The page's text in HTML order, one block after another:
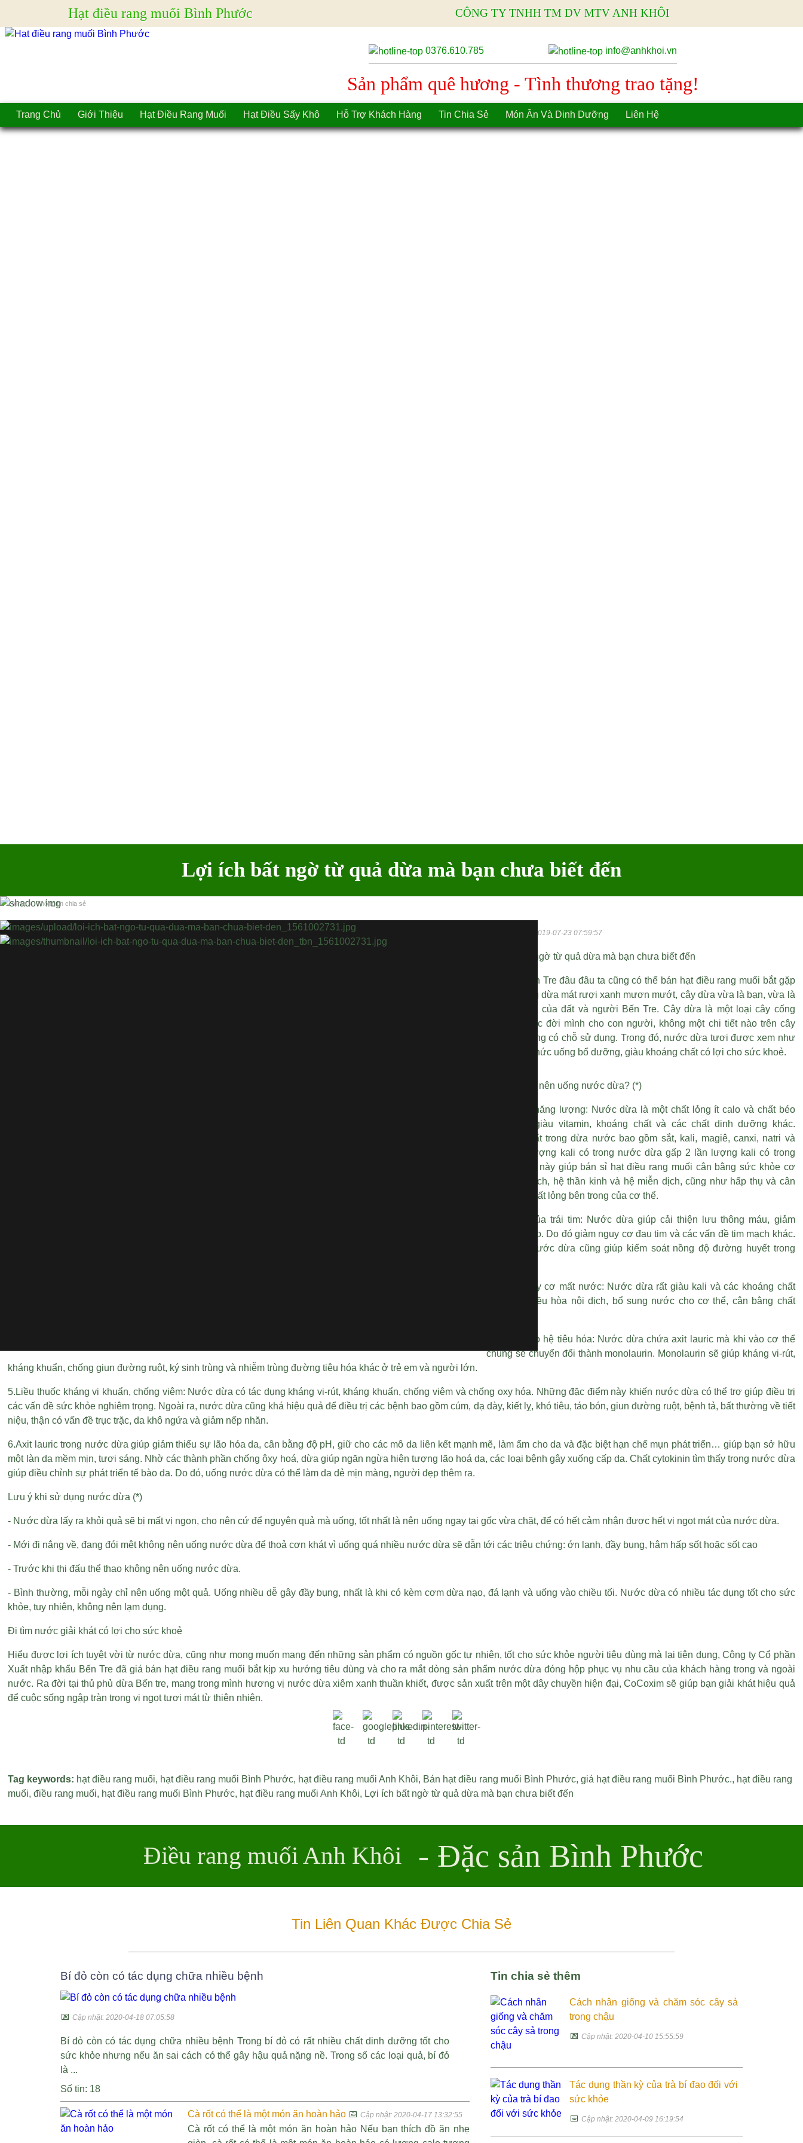
Hạt điều rang muối Bình Phước CÔNG TY TNHH TM DV MTV ANH KHÔI
0376.610.785 info@anhkhoi.vn
Sản phẩm quê hương - Tình thương trao tặng!
Trang Chủ Giới Thiệu Hạt Điều Rang Muối Hạt Điều Sấy Khô Hỗ Trợ Khách Hàng Tin Chia Sẻ Món Ăn Và Dinh Dưỡng Liên Hệ
Lợi ích bất ngờ từ quả dừa mà bạn chưa biết đến
Home › Thông tin chia sẻ
2019-07-23 07:59:57
Lợi ích bất ngờ từ quả dừa mà bạn chưa biết đến
Đi khắp Bến Tre đâu đâu ta cũng có thể bán hạt điều rang muối bắt gặp
những hàng dừa mát rượi xanh mươn mướt, cây dừa vừa là bạn, vừa là
nguồn sống của đất và người Bến Tre. Cây dừa là một loại cây cống
hiến cả cuộc đời mình cho con người, không một chi tiết nào trên cây
dừa lại không có chỗ sử dụng. Trong đó, nước dừa tươi được xem như
là một loại thức uống bổ dưỡng, giàu khoáng chất có lợi cho sức khoẻ.
Tại sao bạn nên uống nước dừa? (*)
1.Bổ sung năng lượng: Nước dừa là một chất lỏng ít calo và chất béo
nhưng lại giàu vitamin, khoáng chất và các chất dinh dưỡng khác.
Khoáng chất trong dừa nước bao gồm sắt, kali, magiê, canxi, natri và
photpho. Lượng kali có trong nước dừa gấp 2 lần lượng kali có trong
chuối. Điều này giúp bán sỉ hạt điều rang muối cân bằng sức khỏe cơ
bắp, tim mạch, hệ thần kinh và hệ miễn dịch, cũng như hấp thụ và cân
bằng các chất lỏng bên trong của cơ thể.
2.Bạn tốt của trái tim: Nước dừa giúp cải thiện lưu thông máu, giảm
huyết áp cao. Do đó giảm nguy cơ đau tim và các vấn đề tim mạch khác.
Ngoài ra, nước dừa cũng giúp kiểm soát nồng độ đường huyết trong
3.Giảm nguy cơ mất nước: Nước dừa rất giàu kali và các khoáng chất
nên giúp điều hòa nội dịch, bổ sung nước cho cơ thể, cân bằng chất
4.Có lợi cho hệ tiêu hóa: Nước dừa chứa axit lauric mà khi vào cơ thể
chúng sẽ chuyển đổi thành monolaurin. Monolaurin sẽ giúp kháng vi-rút,
kháng khuẩn, chống giun đường ruột, ký sinh trùng và nhiễm trùng đường tiêu hóa khác ở trẻ em và người lớn.
5.Liều thuốc kháng vi khuẩn, chống viêm: Nước dừa có tác dụng kháng vi-rút, kháng khuẩn, chống viêm và chống oxy hóa. Những đặc điểm này khiến nước dừa có thể trợ giúp điều trị
các vấn đề sức khỏe nghiêm trọng. Ngoài ra, nước dừa cũng khá hiệu quả để điều trị các bệnh bao gồm cúm, dạ dày, kiết lỵ, khó tiêu, táo bón, giun đường ruột, bệnh tả, bất thường về tiết
niệu, thận có vấn đề trục trặc, da khô ngứa và giảm nếp nhăn.
6.Axit lauric trong nước dừa giúp giảm thiểu sự lão hóa da, cân bằng độ pH, giữ cho các mô da liên kết mạnh mẽ, làm ẩm cho da và đặc biệt hạn chế mụn phát triển… giúp bạn sở hữu
một làn da mềm mịn, tươi sáng. Nhờ các thành phần chống ôxy hoá, dừa giúp ngăn ngừa hiện tượng lão hoá da, các loại bệnh gây xuống cấp da. Chất cytokinin tìm thấy trong nước dừa
giúp điều chỉnh sự phát triển tế bào da. Do đó, uống nước dừa có thể làm da dẻ mịn màng, người đẹp thêm ra.
Lưu ý khi sử dụng nước dừa (*)
- Nước dừa lấy ra khỏi quả sẽ bị mất vị ngon, cho nên cứ để nguyên quả mà uống, tốt nhất là nên uống ngay tại gốc vừa chặt, để có hết cảm nhận được hết vị ngọt mát của nước dừa.
- Mới đi nắng về, đang đói mệt không nên uống nước dừa để thoả cơn khát vì uống quá nhiều nước dừa sẽ dẫn tới các triệu chứng: ớn lạnh, đầy bụng, hâm hấp sốt hoặc sốt cao
- Trước khi thi đấu thể thao không nên uống nước dừa.
- Bình thường, mỗi ngày chỉ nên uống một quả. Uống nhiều dễ gây đầy bụng, nhất là khi có kèm cơm dừa nạo, đá lạnh và uống vào chiều tối. Nước dừa có nhiều tác dụng tốt cho sức
khỏe, tuy nhiên, không nên lạm dụng.
Đi tìm nước giải khát có lợi cho sức khoẻ
Hiểu được lợi ích tuyệt vời từ nước dừa, cũng như mong muốn mang đến những sản phẩm có nguồn gốc tự nhiên, tốt cho sức khỏe người tiêu dùng mà lại tiện dụng, Công ty Cổ phần
Xuất nhập khẩu Bến Tre đã giá bán hạt điều rang muối bắt kịp xu hướng tiêu dùng và cho ra mắt dòng sản phẩm nước dừa đóng hộp phục vụ nhu cầu của khách hàng trong và ngoài
nước. Ra đời tại thủ phủ dừa Bến tre, mang trong mình hương vị nước dừa xiêm xanh thuần khiết, được sản xuất trên một dây chuyền hiện đại, CoCoxim sẽ giúp bạn giải khát hiệu quả
để cuộc sống ngập tràn trong vị ngọt tươi mát từ thiên nhiên.
Tag keywords: hạt điều rang muối, hạt điều rang muối Bình Phước, hạt điều rang muối Anh Khôi, Bán hạt điều rang muối Bình Phước,giá hạt điều rang muối Bình Phước., hạt điều rang
muối,điều rang muối, hạt điều rang muối Bình Phước, hạt điều rang muối Anh Khôi, Lợi ích bất ngờ từ quả dừa mà bạn chưa biết đến
Điều rang muối Anh Khôi - Đặc sản Bình Phước
Tin Liên Quan Khác Được Chia Sẻ
Bí đỏ còn có tác dụng chữa nhiều bệnh
📅 Cập nhật: 2020-04-18 07:05:58
Bí đỏ còn có tác dụng chữa nhiều bệnh Trong bí đỏ có rất nhiều chất dinh dưỡng tốt cho
sức khỏe nhưng nếu ăn sai cách có thể gây hậu quả nặng nề. Trong số các loại quả, bí đỏ
là ...
Số tin: 18
Cà rốt có thể là một món ăn hoàn hảo 📅Cập nhật: 2020-04-17 13:32:55
Cà rốt có thể là một món ăn hoàn hảo Nếu bạn thích đồ ăn nhẹ
Tin chia sẻ thêm
Cách nhân giống và chăm sóc cây sả
trong chậu
📅 Cập nhật: 2020-04-10 15:55:59
Tác dụng thần kỳ của trà bí đao đối với
sức khỏe
📅 Cập nhật: 2020-04-09 16:19:54